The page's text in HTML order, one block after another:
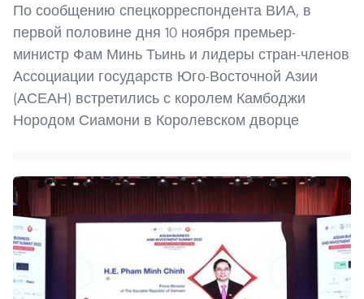
По сообщению спецкорреспондента ВИА, в
первой половине дня 10 ноября премьер-
министр Фам Минь Тьинь и лидеры стран-членов
Ассоциации государств Юго-Восточной Азии
(АСЕАН) встретились с королем Камбоджи
Нородом Сиамони в Королевском дворце